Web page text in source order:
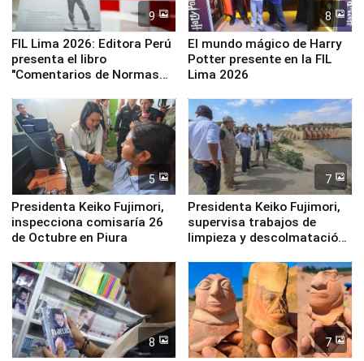
9
FIL Lima 2026: Editora Perú
presenta el libro
"Comentarios de Normas
Derecho Colectivo"
8
El mundo mágico de Harry
Potter presente en la FIL
Lima 2026
5
Presidenta Keiko Fujimori,
inspecciona comisaría 26
de Octubre en Piura
7
Presidenta Keiko Fujimori,
supervisa trabajos de
limpieza y descolmatación
8 7